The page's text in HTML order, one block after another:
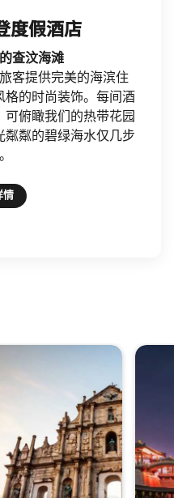
度假酒店
查汶海滩
客提供完美的海滨住
的时尚装饰。每间酒
俯瞰我们的热带花园
粼的碧绿海水仅几步
情
张卡。